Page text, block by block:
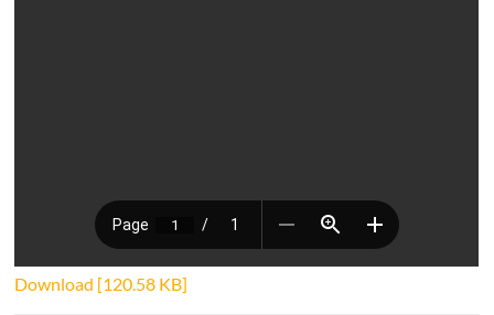
Download [120.58 KB]